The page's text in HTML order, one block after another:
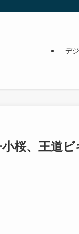
デ
桜、王道